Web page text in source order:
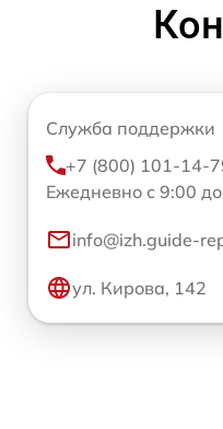
Служба поддержки
+7 (800) 101-14-
Ежедневно с 9:00
info@izh.guide-
ул. Кирова, 142